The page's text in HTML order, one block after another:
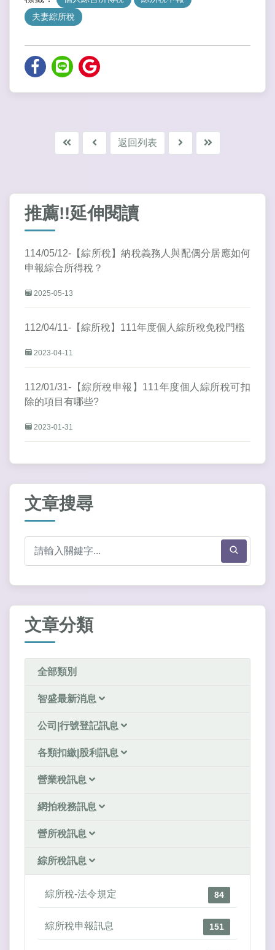
夫妻綜所稅
返回列表
推薦!!延伸閱讀
114/05/12-【綜所稅】納稅義務人與配偶分居應如何
申報綜合所得稅？
2025-05-13
112/04/11-【綜所稅】111年度個人綜所稅免稅門檻
2023-04-11
112/01/31-【綜所稅申報】111年度個人綜所稅可扣
除的項目有哪些?
2023-01-31
文章搜尋
文章分類
全部類別
智盛最新消息
公司|行號登記訊息
各類扣繳|股利訊息
營業稅訊息
網拍稅務訊息
營所稅訊息
綜所稅訊息
綜所稅-法令規定 84
綜所稅申報訊息 151